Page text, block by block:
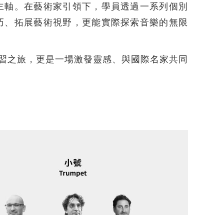
。在藝術家引領下，學員透過一系列個別
拓展藝術視野，更能實際探索音樂的無限
旅，更是一場激發靈感、與國際名家共同